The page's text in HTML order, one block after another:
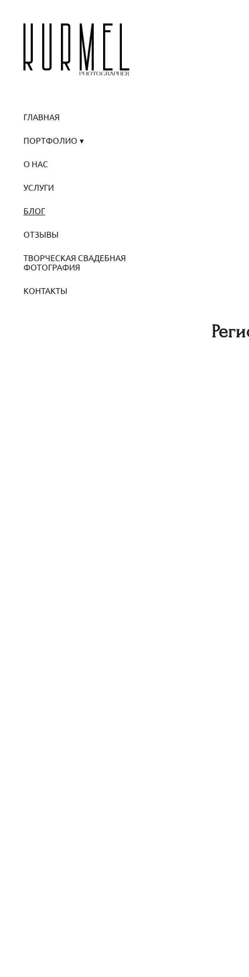
ГЛАВНАЯ
ПОРТФОЛИО
О НАС
УСЛУГИ
БЛОГ
ОТЗЫВЫ
ТВОРЧЕСКАЯ СВАДЕБНАЯ
ФОТОГРАФИЯ
КОНТАКТЫ